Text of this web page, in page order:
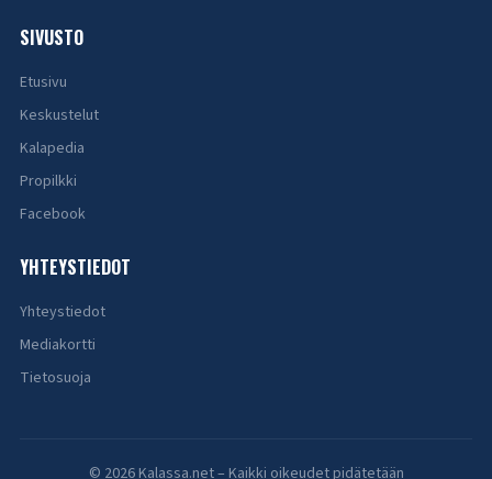
SIVUSTO
Etusivu
Keskustelut
Kalapedia
Propilkki
Facebook
YHTEYSTIEDOT
Yhteystiedot
Mediakortti
Tietosuoja
© 2026 Kalassa.net – Kaikki oikeudet pidätetään